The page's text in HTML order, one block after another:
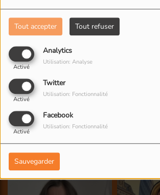
Tout accepter Tout refuser
Analytics
Activé
Utilisation: Analyse
Twitter
Activé
Utilisation: Fonctionnalité
Facebook
Activé
Utilisation: Fonctionnalité
Sauvegarder
L'ÉQUIPE DE RADIO M'S